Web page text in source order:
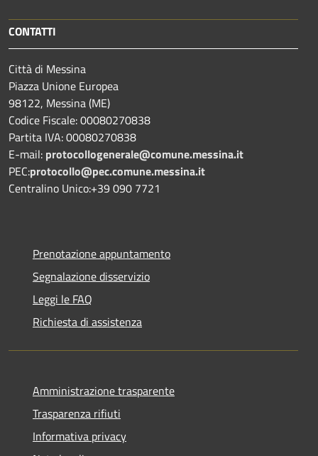
CONTATTI
Città di Messina
Piazza Unione Europea
98122, Messina (ME)
Codice Fiscale: 00080270838
Partita IVA: 00080270838
E-mail: protocollogenerale@comune.messina.it
PEC:protocollo@pec.comune.messina.it
Centralino Unico:+39 090 7721
Prenotazione appuntamento
Segnalazione disservizio
Leggi le FAQ
Richiesta di assistenza
Amministrazione trasparente
Trasparenza rifiuti
Informativa privacy